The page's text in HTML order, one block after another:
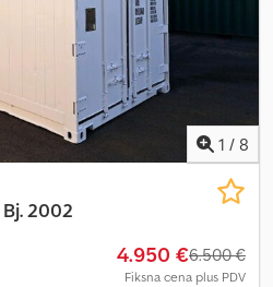
šipkama za zaključavanje.
unutrašnja boja: siva Može se
RAL: 7024, grafitno siva. Cena
u D-26810 Vestoverledingen. Za
firme i, ako je potrebno, adresu
poslati individualnu ponudu.
1 / 8
2002
4.950 €6.500 €
Fiksna cena plus PDV